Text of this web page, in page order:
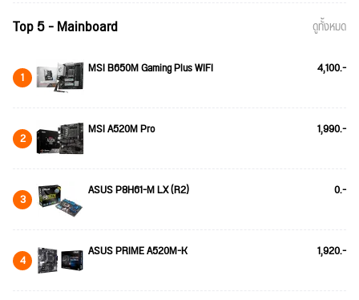
Top 5 - Mainboard ดูทั้งหมด
1 MSI B650M Gaming Plus WIFI 4,100.-
2 MSI A520M Pro 1,990.-
3 ASUS P8H61-M LX (R2) 0.-
4 ASUS PRIME A520M-K 1,920.-